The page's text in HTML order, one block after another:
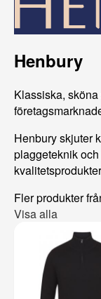
Henbury
Klassiska,
Henbury skjuter
plaggeteknik
Fler produkter
Visa alla